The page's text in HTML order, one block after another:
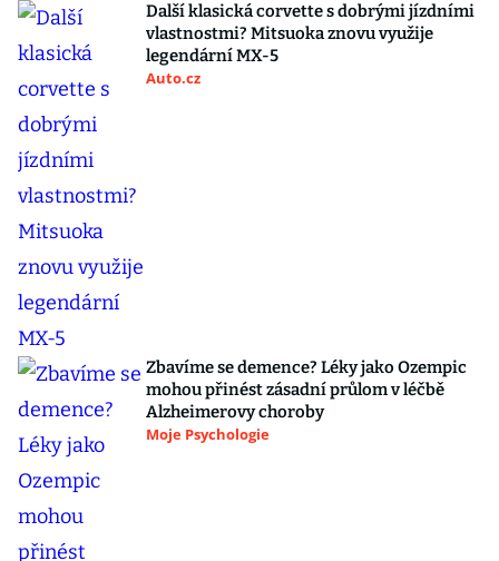
Další klasická corvette s dobrými jízdními
vlastnostmi? Mitsuoka znovu využije
legendární MX-5
Auto.cz
Zbavíme se demence? Léky jako Ozempic
mohou přinést zásadní průlom v léčbě
Alzheimerovy choroby
Moje Psychologie